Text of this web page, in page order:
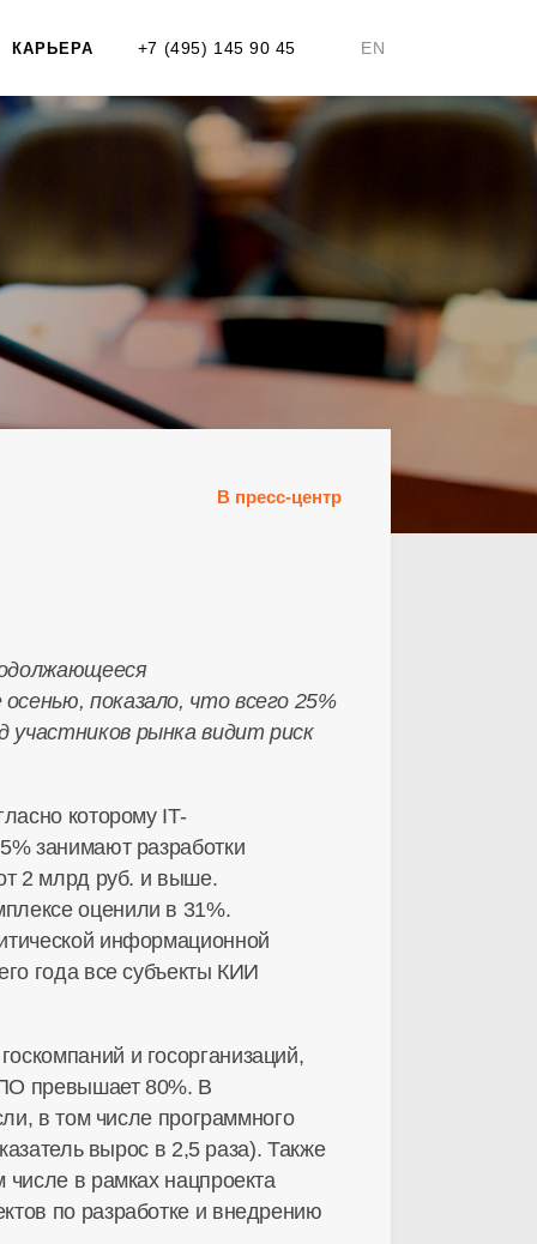
+7 (495) 145 90 45 EN
КАРЬЕРА
В пресс-центр
показало, что всего 25%
участников рынка видит риск
которому IT-
занимают разработки
2 млрд руб. и выше.
оценили в 31%.
информационной
года все субъекты КИИ
и госорганизаций,
превышает 80%. В
в том числе программного
вырос в 2,5 раза). Также
в рамках нацпроекта
по разработке и внедрению